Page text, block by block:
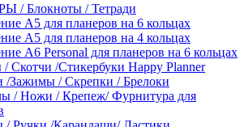
/ Блокноты / Тетради
А5 для планеров на 6 кольцах
А5 для планеров на 4 кольцах
А6 Personal для планеров на 6 кольцах
Скотчи /Стикербуки Happy Planner
/Зажимы / Скрепки / Брелоки
/ Ножи / Крепеж/ Фурнитура для